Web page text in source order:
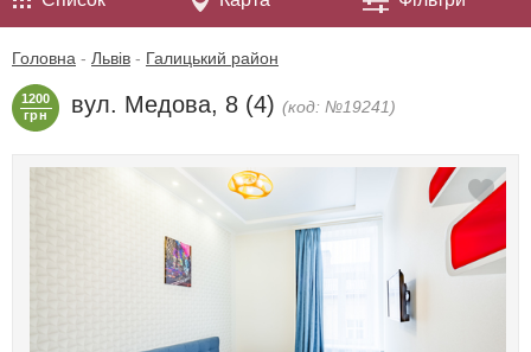
Головна - Львів - Галицький район
1200
грн
вул. Медова, 8 (4) (код: №19241)